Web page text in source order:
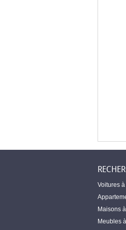
Voitures
Maisons
Meubles